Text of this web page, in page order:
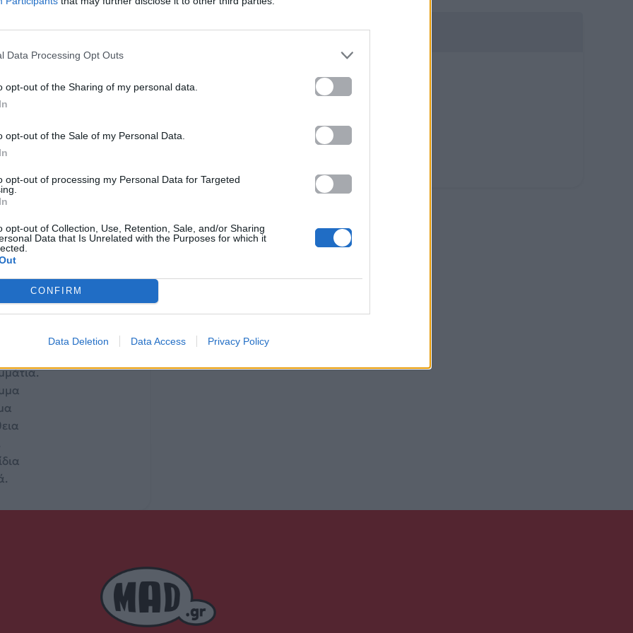
Data Processing Opt Outs
opt-out of the Sharing of my personal data.
opt-out of the Sale of my Personal Data.
opt-out of processing my Personal Data for Targeted
opt-out of Collection, Use, Retention, Sale, and/or Sharing
Data that Is Unrelated with the Purposes for which it
CONFIRM
Data Deletion Data Access Privacy Policy
σου.
Ακούστε στο Spotify